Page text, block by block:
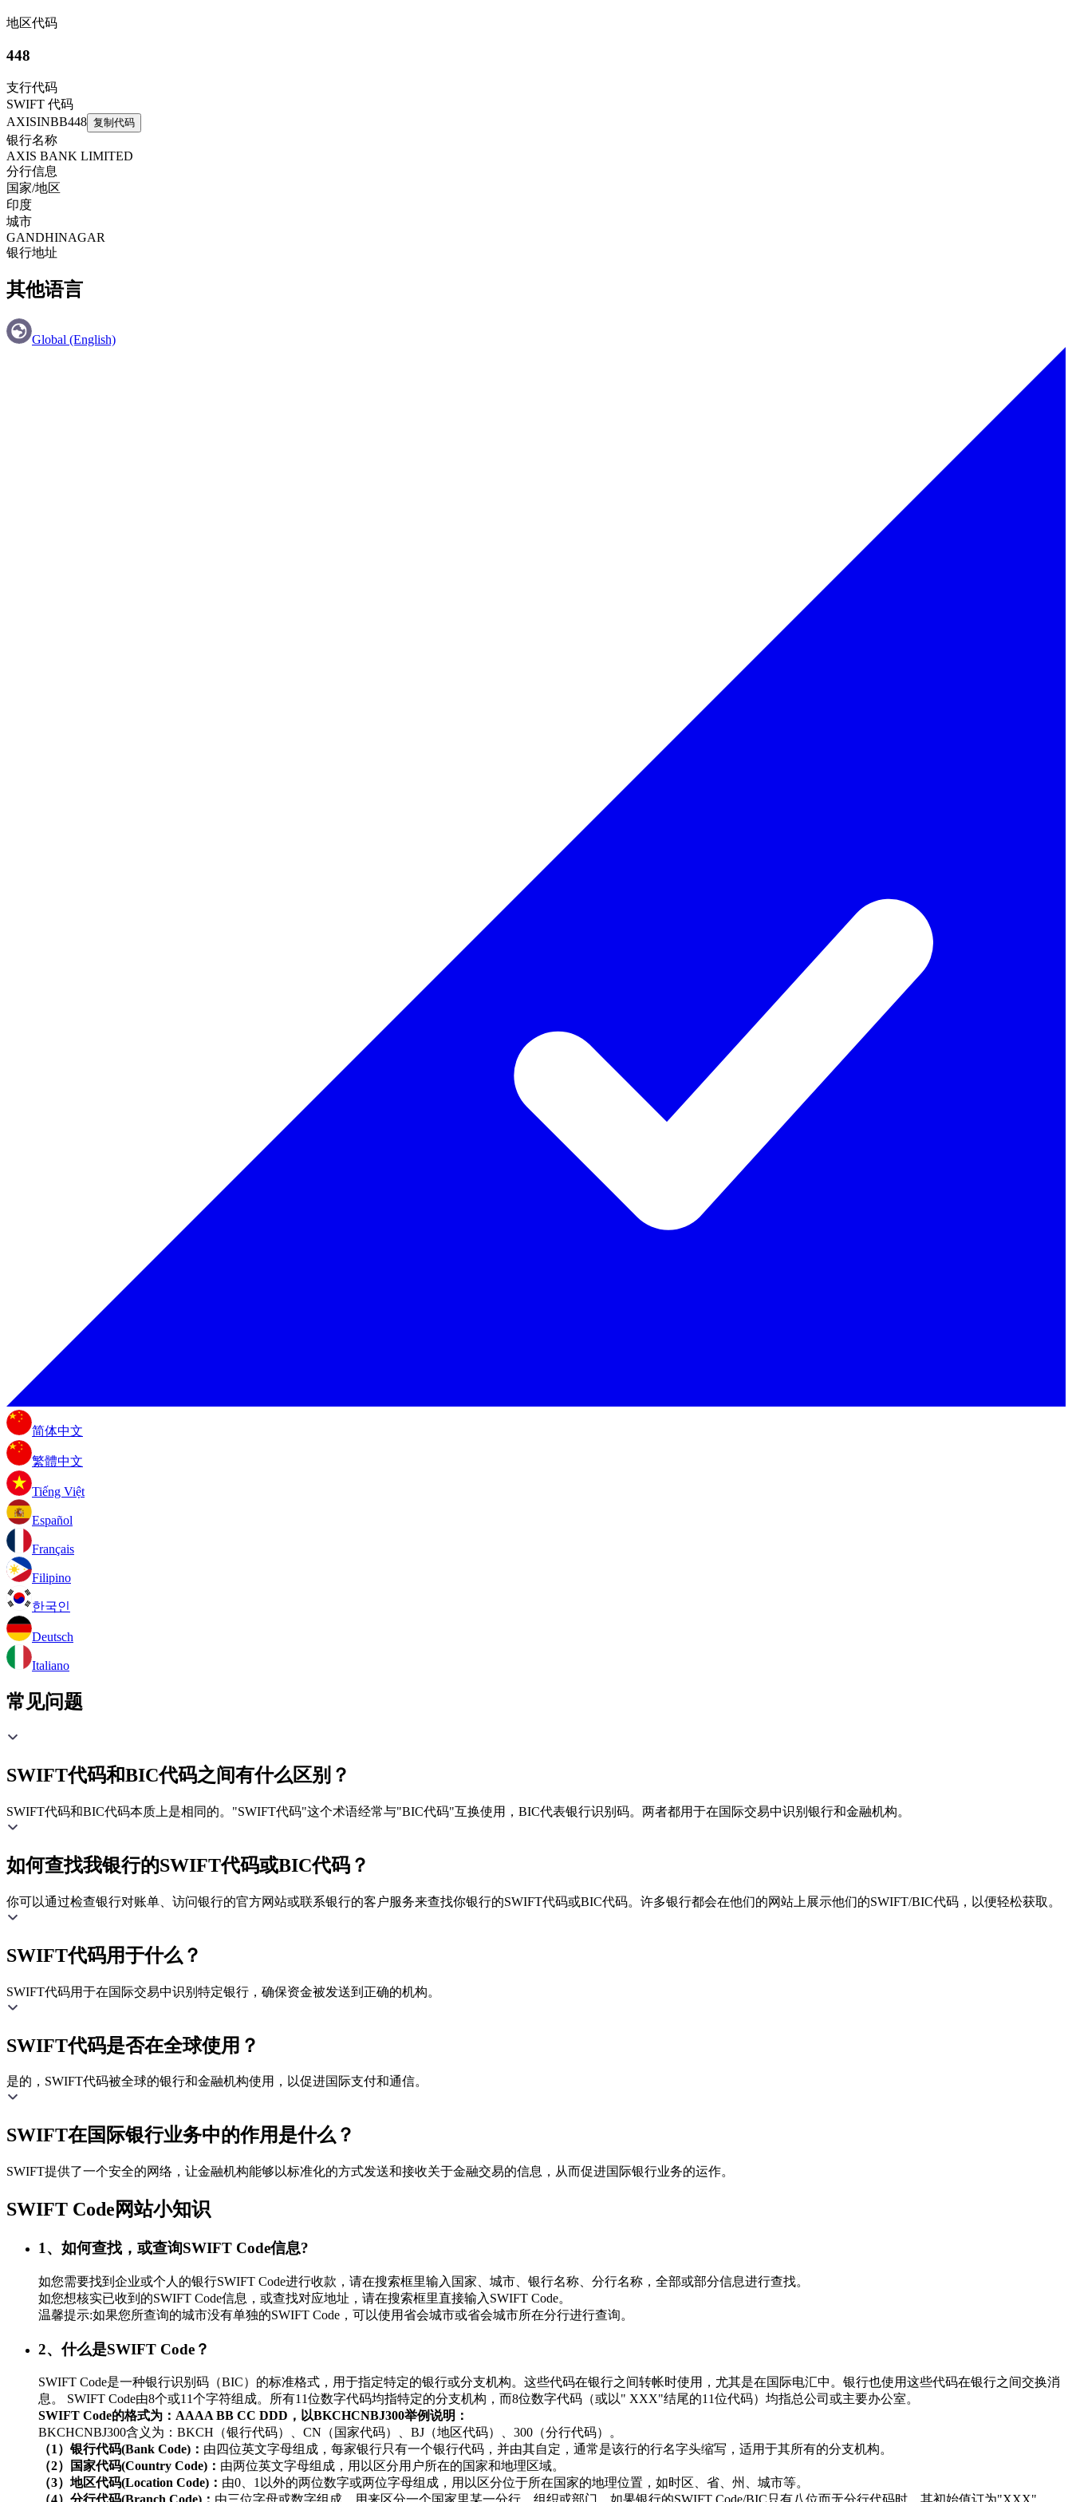
地区代码
448
支行代码
SWIFT 代码
AXISINBB448 复制代码
银行名称
AXIS BANK LIMITED
分行信息
国家/地区
印度
城市
GANDHINAGAR
银行地址
其他语言
Global (English)
简体中文
繁體中文
Tiếng Việt
Español
Français
Filipino
한국인
Deutsch
Italiano
常见问题
SWIFT代码和BIC代码之间有什么区别？
SWIFT代码和BIC代码本质上是相同的。"SWIFT代码"这个术语经常与"BIC代码"互换使用，BIC代表银行识别码。两者都用于在国际交易中识别银行和金融机构。
如何查找我银行的SWIFT代码或BIC代码？
你可以通过检查银行对账单、访问银行的官方网站或联系银行的客户服务来查找你银行的SWIFT代码或BIC代码。许多银行都会在他们的网站上展示他们的SWIFT/BIC代码，以便轻松获取。
SWIFT代码用于什么？
SWIFT代码用于在国际交易中识别特定银行，确保资金被发送到正确的机构。
SWIFT代码是否在全球使用？
是的，SWIFT代码被全球的银行和金融机构使用，以促进国际支付和通信。
SWIFT在国际银行业务中的作用是什么？
SWIFT提供了一个安全的网络，让金融机构能够以标准化的方式发送和接收关于金融交易的信息，从而促进国际银行业务的运作。
SWIFT Code网站小知识
1、如何查找，或查询SWIFT Code信息?
如您需要找到企业或个人的银行SWIFT Code进行收款，请在搜索框里输入国家、城市、银行名称、分行名称，全部或部分信息进行查找。
如您想核实已收到的SWIFT Code信息，或查找对应地址，请在搜索框里直接输入SWIFT Code。
温馨提示:如果您所查询的城市没有单独的SWIFT Code，可以使用省会城市或省会城市所在分行进行查询。
2、什么是SWIFT Code？
SWIFT Code是一种银行识别码（BIC）的标准格式，用于指定特定的银行或分支机构。这些代码在银行之间转帐时使用，尤其是在国际电汇中。银行也使用这些代码在银行之间交换消
息。 SWIFT Code由8个或11个字符组成。所有11位数字代码均指特定的分支机构，而8位数字代码（或以" XXX"结尾的11位代码）均指总公司或主要办公室。
SWIFT Code的格式为：AAAA BB CC DDD，以BKCHCNBJ300举例说明：
BKCHCNBJ300含义为：BKCH（银行代码）、CN（国家代码）、BJ（地区代码）、300（分行代码）。
（1）银行代码(Bank Code)： 由四位英文字母组成，每家银行只有一个银行代码，并由其自定，通常是该行的行名字头缩写，适用于其所有的分支机构。
（2）国家代码(Country Code)： 由两位英文字母组成，用以区分用户所在的国家和地理区域。
（3）地区代码(Location Code)： 由0、1以外的两位数字或两位字母组成，用以区分位于所在国家的地理位置，如时区、省、州、城市等。